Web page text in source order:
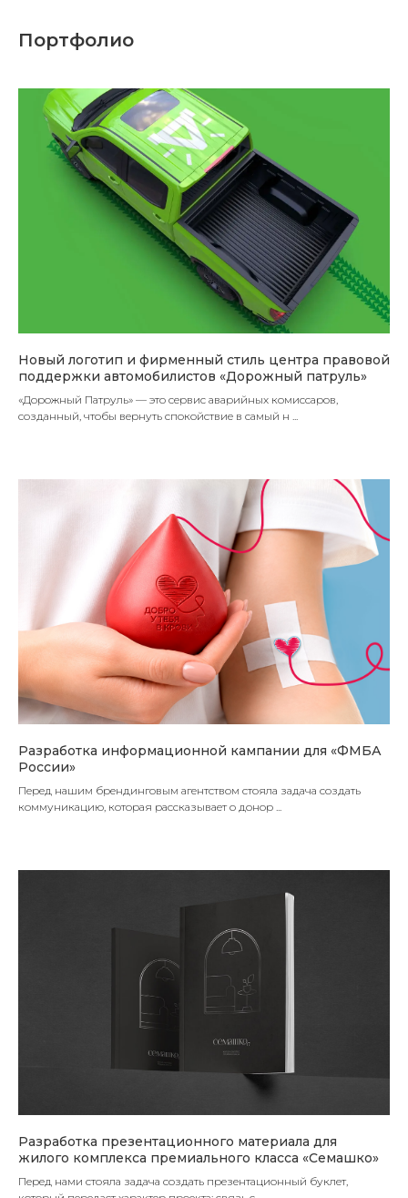
Портфолио
Новый логотип и фирменный стиль центра правовой
поддержки автомобилистов «Дорожный патруль»
«Дорожный Патруль» — это сервис аварийных комиссаров,
созданный, чтобы вернуть спокойствие в самый н ...
Разработка информационной кампании для «ФМБА
России»
Перед нашим брендинговым агентством стояла задача создать
коммуникацию, которая рассказывает о донор ...
Разработка презентационного материала для
жилого комплекса премиального класса «Семашко»
Перед нами стояла задача создать презентационный буклет,